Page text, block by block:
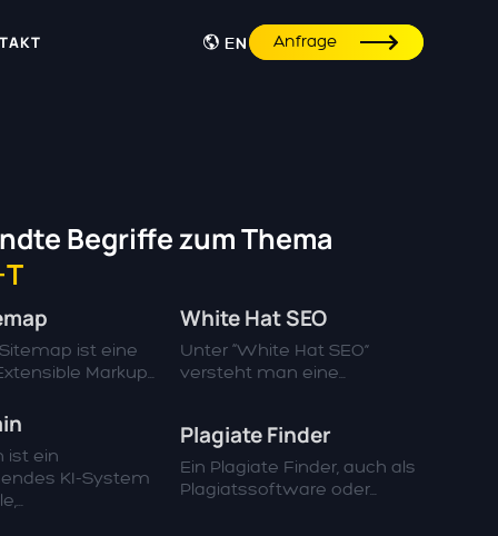
EN Anfrage
Begriffe zum Thema
ist eine
Markup...
White Hat SEO
Unter “White Hat SEO”
versteht man eine...
ist ein
KI-System
Plagiate Finder
Ein Plagiate Finder, auch als
Plagiatssoftware oder...